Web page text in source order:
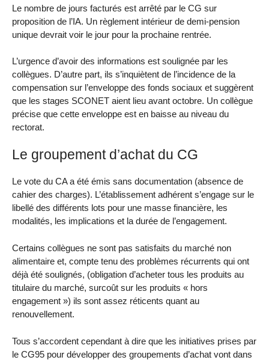
Le nombre de jours facturés est arrêté par le CG sur
proposition de l’IA. Un règlement intérieur de demi-pension
unique devrait voir le jour pour la prochaine rentrée.
L’urgence d’avoir des informations est soulignée par les
collègues. D’autre part, ils s’inquiètent de l’incidence de la
compensation sur l’enveloppe des fonds sociaux et suggèrent
que les stages SCONET aient lieu avant octobre. Un collègue
précise que cette enveloppe est en baisse au niveau du
rectorat.
Le groupement d’achat du CG
Le vote du CA a été émis sans documentation (absence de
cahier des charges). L’établissement adhérent s’engage sur le
libellé des différents lots pour une masse financière, les
modalités, les implications et la durée de l’engagement.
Certains collègues ne sont pas satisfaits du marché non
alimentaire et, compte tenu des problèmes récurrents qui ont
déjà été soulignés, (obligation d’acheter tous les produits au
titulaire du marché, surcoût sur les produits « hors
engagement ») ils sont assez réticents quant au
renouvellement.
Tous s’accordent cependant à dire que les initiatives prises par
le CG95 pour développer des groupements d’achat vont dans